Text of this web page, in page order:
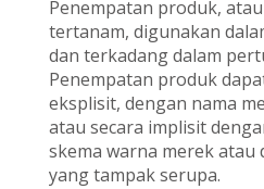
Penempatan produk,
tertanam, digunakan
dan terkadang dalam
Penempatan produk
eksplisit, dengan nama
atau secara implisit
skema warna merek atau
yang tampak serupa.